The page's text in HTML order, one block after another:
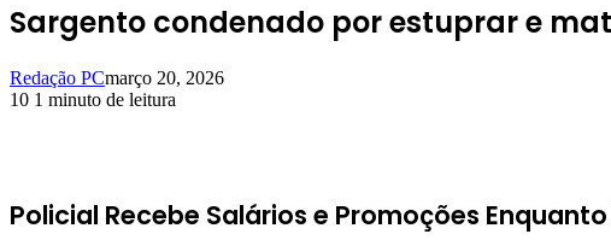
Sargento condenado por estuprar e
Redação PCmarço 20, 2026
10 1 minuto de leitura
Policial Recebe Salários e Promoções Enquanto